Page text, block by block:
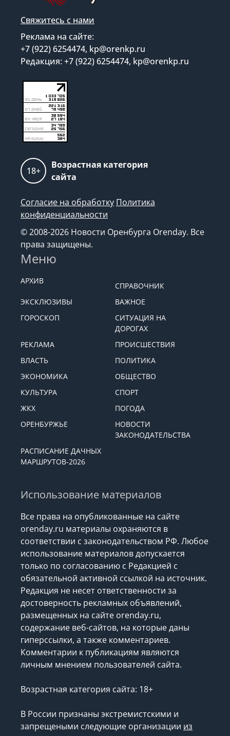
Свяжитесь с нами
Реклама на сайте:
+7 (922) 6254474, kp@orenkp.ru
Редакция: +7 (922) 6254474, kp@orenkp.ru
18+
Возрастная категория
сайта
Согласие на обработку Политика
конфиденциальности
© 2008-2026 Новости Оренбурга Orenday. Все
права защищены.
Меню
АРХИВ
СПРАВОЧНИК
ЭКСКЛЮЗИВЫ
ВАЖНОЕ
ГОРОСКОП
СИТУАЦИЯ НА
ДОРОГАХ
РЕКЛАМА
ПРОИСШЕСТВИЯ
ВЛАСТЬ
ПОЛИТИКА
ЭКОНОМИКА
ОБЩЕСТВО
КУЛЬТУРА
СПОРТ
ЖКХ
ПОГОДА
ОРЕНБУРЖЬЕ
НОВОСТИ
ЗАКОНОДАТЕЛЬСТВА
РАСПИСАНИЕ ДАЧНЫХ
МАРШРУТОВ-2026
Использование материалов
Все права на опубликованные на сайте
orenday.ru материалы охраняются в
соответствии с законодательством РФ. Любое
использование материалов допускается
только по согласованию с Редакцией с
обязательной активной ссылкой на источник.
Редакция не несет ответственности за
достоверность рекламных объявлений,
размещенных на сайте orenday.ru,
содержание веб-сайтов, на которые даны
гиперссылки, а также комментариев.
Комментарии к публикациям являются
личным мнением пользователей сайта.
Возрастная категория сайта: 18+
В России признаны экстремистскими и
запрещеными следующие организации из